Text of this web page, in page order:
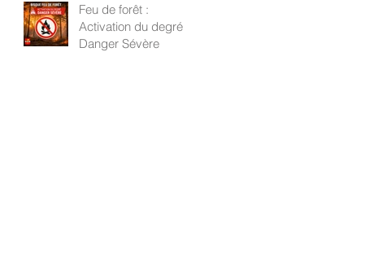
Feu de forêt :
Activation du degré
Danger Sévère